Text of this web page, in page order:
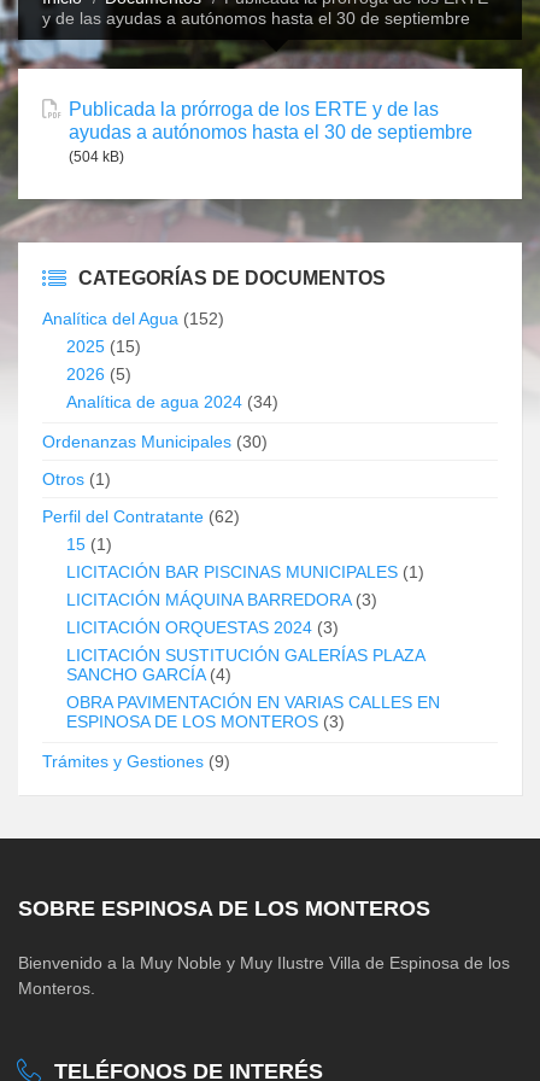
y de las ayudas a autónomos hasta el 30 de septiembre
Publicada la prórroga de los ERTE y de las
ayudas a autónomos hasta el 30 de septiembre
(504 kB)
CATEGORÍAS DE DOCUMENTOS
Analítica del Agua (152)
2025 (15)
2026 (5)
Analítica de agua 2024 (34)
Ordenanzas Municipales (30)
Otros (1)
Perfil del Contratante (62)
15 (1)
LICITACIÓN BAR PISCINAS MUNICIPALES (1)
LICITACIÓN MÁQUINA BARREDORA(3)
LICITACIÓN ORQUESTAS 2024 (3)
LICITACIÓN SUSTITUCIÓN GALERÍAS PLAZA
SANCHO GARCÍA(4)
OBRA PAVIMENTACIÓN EN VARIAS CALLES EN
ESPINOSA DE LOS MONTEROS (3)
Trámites y Gestiones (9)
SOBRE ESPINOSA DE LOS MONTEROS
Bienvenido a la Muy Noble y Muy Ilustre Villa de Espinosa de los
Monteros.
TELÉFONOS DE INTERÉS